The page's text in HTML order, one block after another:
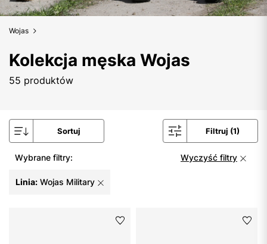
Wojas
Kolekcja męska Wojas
55 produktów
Sortuj Filtruj (1)
Wybrane filtry: Wyczyść filtry
Linia: Wojas Military